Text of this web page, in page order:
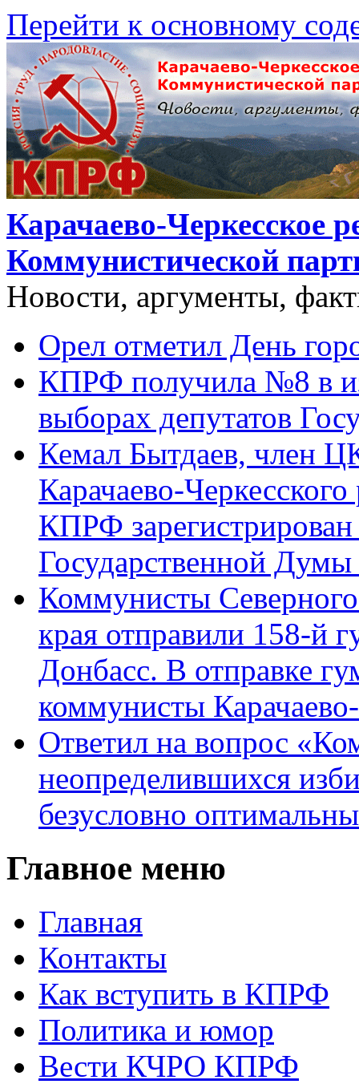
Перейти к основному
Карачаево-Черкесское
Коммунистической
Новости, аргументы,
Орел отметил День
КПРФ получила №8 в
выборах депутатов
Кемал Бытдаев, член
Карачаево-
КПРФ
Государственной
Коммунисты Северного
края отправили 158-й
Донбасс. В отправке
коммунисты
Ответил на вопрос
неопределившихся
безусловно
Главное меню
Главная
Контакты
Как вступить в КПРФ
Политика и юмор
Вести КЧРО КПРФ